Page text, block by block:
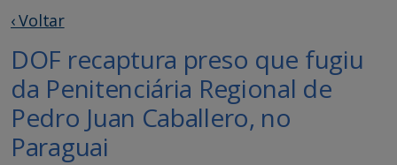
‹ Voltar
DOF recaptura preso que fugiu
da Penitenciária Regional de
Pedro Juan Caballero, no
Paraguai